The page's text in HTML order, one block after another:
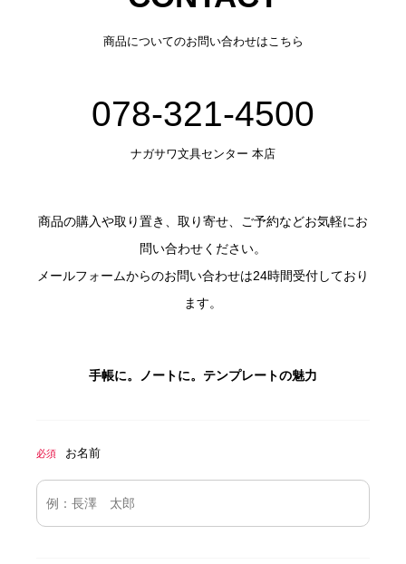
商品についてのお問い合わせはこちら
078-321-4500
ナガサワ文具センター 本店
商品の購入や取り置き、取り寄せ、ご予約などお気軽にお
問い合わせください。
メールフォームからのお問い合わせは24時間受付しており
ます。
手帳に。ノートに。テンプレートの魅力
必須 お名前